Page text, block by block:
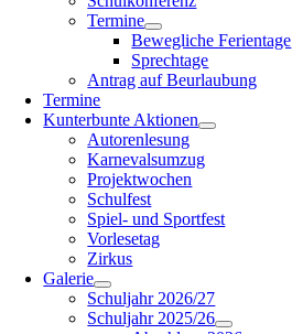
Termine
Bewegliche Ferientage
Sprechtage
Antrag auf Beurlaubung
Termine
Kunterbunte Aktionen
Autorenlesung
Karnevalsumzug
Projektwochen
Schulfest
Spiel- und Sportfest
Vorlesetag
Zirkus
Galerie
Schuljahr 2026/27
Schuljahr 2025/26